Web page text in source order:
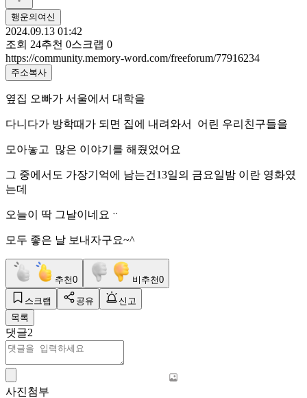
행운의여신
2024.09.13 01:42
조회 24추천 0스크랩 0
https://community.memory-word.com/freeforum/77916234
주소복사
옆집 오빠가 서울에서 대학을
다니다가 방학때가 되면 집에 내려와서 어린 우리친구들을
모아놓고 많은 이야기를 해줬었어요
그 중에서도 가장기억에 남는건13일의 금요일밤 이란 영화였
는데
오늘이 딱 그날이네요ᆢ
모두 좋은 날 보내자구요~^
추천0 비추천0
스크랩 공유
신고
목록
댓글2
사진첨부